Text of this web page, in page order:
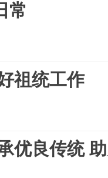
常
祖统工作
优良传统